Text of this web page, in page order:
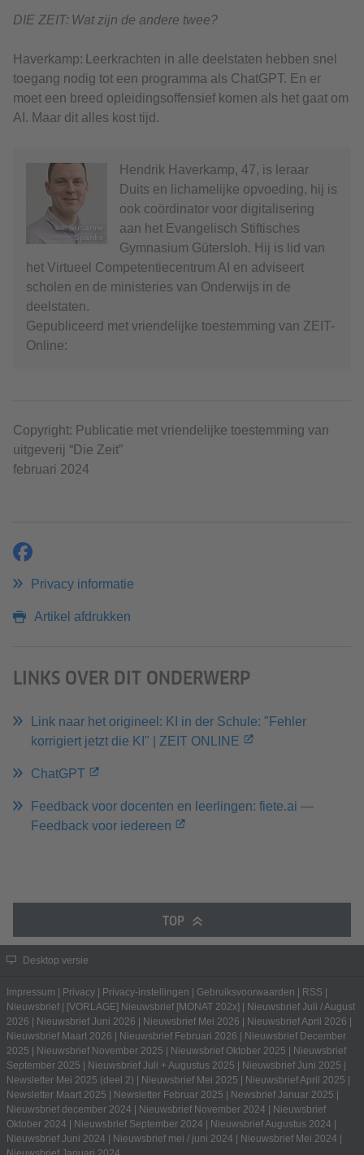
DIE ZEIT: Wat zijn de andere twee?
Haverkamp: Leerkrachten in alle deelstaten hebben snel
toegang nodig tot een programma als ChatGPT. En er
moet een breed opleidingsoffensief komen als het gaat om
AI. Maar dit alles kost tijd.
© Susanne
Spanke
Hendrik Haverkamp, 47, is leraar
Duits en lichamelijke opvoeding, hij is
ook coördinator voor digitalisering
aan het Evangelisch Stiftisches
Gymnasium Gütersloh. Hij is lid van
het Virtueel Competentiecentrum AI en adviseert
scholen en de ministeries van Onderwijs in de
deelstaten.
Gepubliceerd met vriendelijke toestemming van ZEIT-
Online:
Copyright: Publicatie met vriendelijke toestemming van
uitgeverij “Die Zeit”
februari 2024
delen
Privacy informatie
Artikel afdrukken
LINKS OVER DIT ONDERWERP
Link naar het origineel: KI in der Schule: "Fehler
korrigiert jetzt die KI" | ZEIT ONLINE
ChatGPT
Feedback voor docenten en leerlingen: fiete.ai —
Feedback voor iedereen
TOP
Desktop versie
Impressum Privacy Privacy-instellingen Gebruiksvoorwaarden RSS
Nieuwsbrief
[VORLAGE] Nieuwsbrief [MONAT 202x]
Nieuwsbrief Juli / August
2026
Nieuwsbrief Juni 2026 Nieuwsbrief Mei 2026 Nieuwsbrief April 2026
Nieuwsbrief Maart 2026
Nieuwsbrief Februari 2026
Nieuwsbrief December
2025
Nieuwsbrief November 2025 Nieuwsbrief Oktober 2025
Nieuwsbrief
September 2025
Nieuwsbrief Juli + Augustus 2025 Nieuwsbrief Juni 2025
Newsletter Mei 2025 (deel 2)
Nieuwsbrief Mei 2025 Nieuwsbrief April 2025
Newsletter Maart 2025
Newsletter Februar 2025 Newsbrief Januar 2025
Nieuwsbrief december 2024
Nieuwsbrief November 2024
Nieuwsbrief
Oktober 2024
Nieuwsbrief September 2024 Nieuwsbrief Augustus 2024
Nieuwsbrief Juni 2024
Nieuwsbrief mei / juni 2024 Nieuwsbrief Mei 2024